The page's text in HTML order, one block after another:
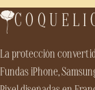
La protección
Fundas iPhone,